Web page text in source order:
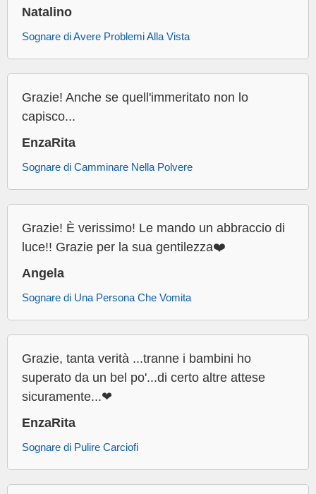
Natalino
Sognare di Avere Problemi Alla Vista
Grazie! Anche se quell'immeritato non lo
capisco...
EnzaRita
Sognare di Camminare Nella Polvere
Grazie! È verissimo! Le mando un abbraccio di
luce!! Grazie per la sua gentilezza❤️
Angela
Sognare di Una Persona Che Vomita
Grazie, tanta verità ...tranne i bambini ho
superato da un bel po'...di certo altre attese
sicuramente...❤
EnzaRita
Sognare di Pulire Carciofi